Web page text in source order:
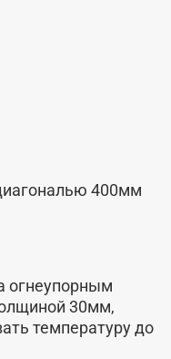
400мм
огнеупорным
30мм,
температуру до